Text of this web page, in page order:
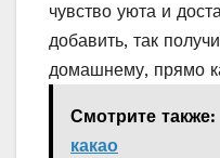
чувство уюта и
добавить, так
домашнему, прямо
Смотрите также:
какао